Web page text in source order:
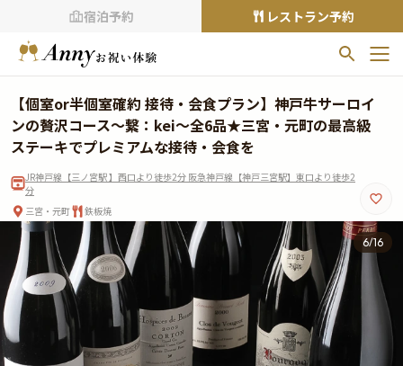
宿泊予約 レストラン予約
お気に入りプラン
お気に入りの登録がありません
プランの をクリックすることで
お気に入りに追加できます。
閲覧履歴
閲覧履歴はありません
過去に見たお店が最大10件まで表示されます。
10件を超えると、古いものから順に削除されます。
TOP
Annyお祝い体験について
【個室or半個室確約 接待・会食プラン】神戸牛サーロイ
ンの贅沢コース～繋：kei～全6品★三宮・元町の最高級
ステーキでプレミアムな接待・会食を
JR神戸線【三ノ宮駅 】西口より徒歩2分 阪急神戸線【神戸三宮駅】東口より徒歩2
分
三宮・元町
鉄板焼
6/16